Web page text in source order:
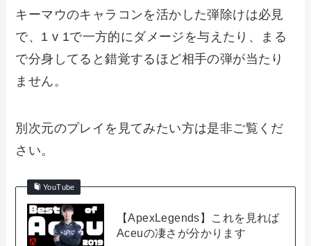
キーマウのキャラコンを活かした弾除けは必見
で、1 v 1で一方的にダメージを与えたり、まる
で分身してると錯覚するほど相手の弾が当たり
ません。
別次元のプレイを見てみたい方は是非ご覧くだ
さい。
YouTube
【ApexLegends】これを見れば
Aceuの凄さが分かります